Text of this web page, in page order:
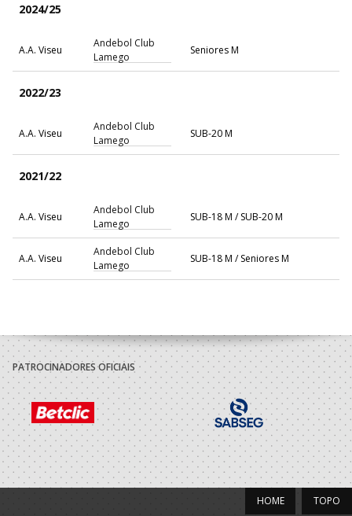
2024/25
A.A. Viseu
Andebol Club
Lamego
Seniores M
2022/23
A.A. Viseu
Andebol Club
Lamego
SUB-20 M
2021/22
A.A. Viseu
Andebol Club
Lamego
SUB-18 M / SUB-20 M
A.A. Viseu
Andebol Club
Lamego
SUB-18 M / Seniores M
A.A. Viseu
Andebol Club
Lamego
SUB-17 M / SUB-19 M
A.A. Viseu
Andebol Club
Lamego
SUB-17 M / Seniores M
2019/20
A.A. Viseu
Andebol Club
Lamego
Juvenis M
Juvenis M / Seniores M
PATROCINADORES OFICIAIS
TOPO
HOME